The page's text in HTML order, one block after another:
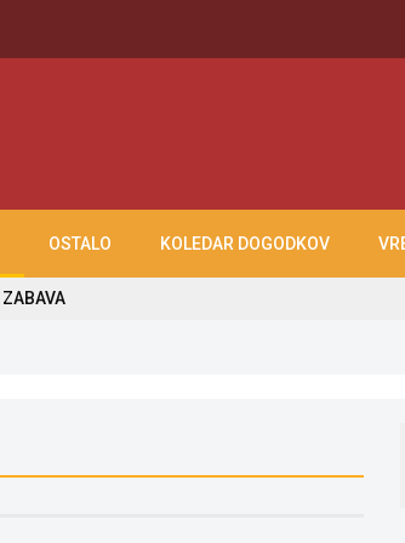
OSTALO KOLEDAR DOGODKOV
ZABAVA